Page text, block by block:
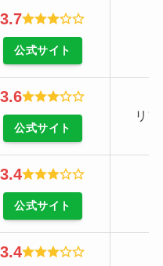
3.7
公式サイト
3.6
公式サイト
リ
3.4
公式サイト
3.4